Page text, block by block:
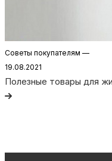
Советы покупателям —
19.08.2021
Полезные товары для